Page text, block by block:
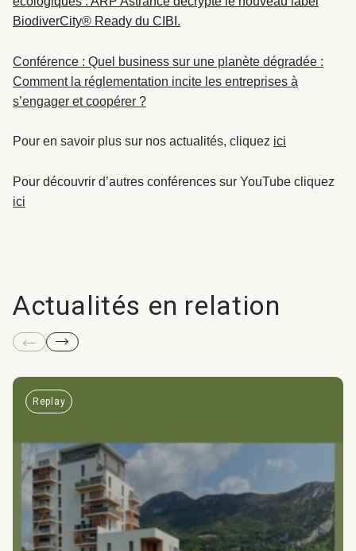
BiodiverCity® Ready du CIBI.
Conférence : Quel business sur une planète dégradée :
Comment la réglementation incite les entreprises à
s’engager et coopérer ?
Pour en savoir plus sur nos actualités, cliquez ici
Pour découvrir d’autres conférences sur YouTube cliquez
ici
Actualités en relation
Replay